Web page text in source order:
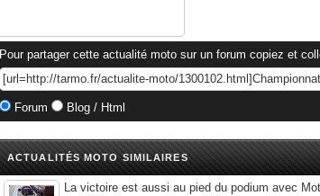
Pour partager cette actualité moto sur un forum copiez et
Forum Blog / Html
ACTUALITÉS MOTO SIMILAIRES
La victoire est aussi au pied du podium avec